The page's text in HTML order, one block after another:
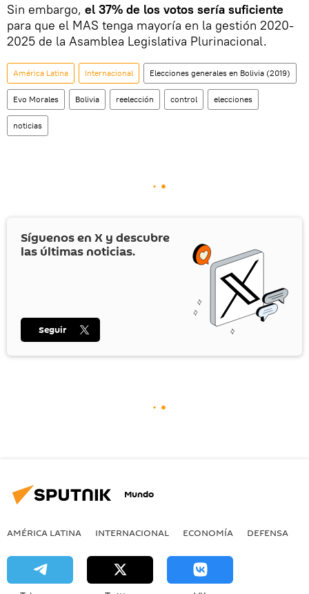
Sin embargo, el 37% de los votos sería suficiente
para que el MAS tenga mayoría en la gestión 2020-
2025 de la Asamblea Legislativa Plurinacional.
América Latina Internacional Elecciones generales en Bolivia (2019)
Evo Morales Bolivia reelección control elecciones
noticias
Síguenos en X y descubre
las últimas noticias.
Seguir
Mundo
AMÉRICA LATINA INTERNACIONAL ECONOMÍA DEFENSA